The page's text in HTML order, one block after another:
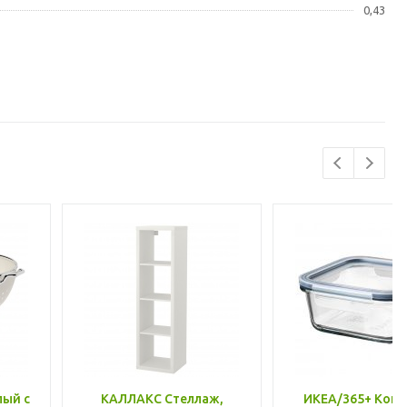
0,43
с
КАЛЛАКС Стеллаж,
ИКЕА/365+